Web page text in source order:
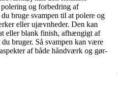
og forbedring af
bruge svampen til at polere og
eller ujævnheder. Den kan
eller blank finish, afhængigt af
bruger. Så svampen kan være
af både håndværk og gør-